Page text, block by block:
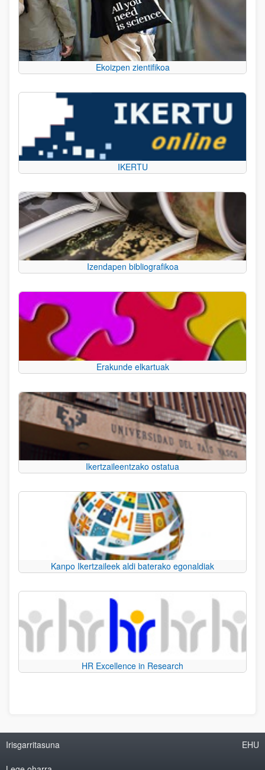
Ekoizpen zientifikoa
IKERTU
Izendapen bibliografikoa
Erakunde elkartuak
Ikertzaileentzako ostatua
Kanpo Ikertzaileek aldi baterako egonaldiak
HR Excellence in Research
Irisgarritasuna EHU